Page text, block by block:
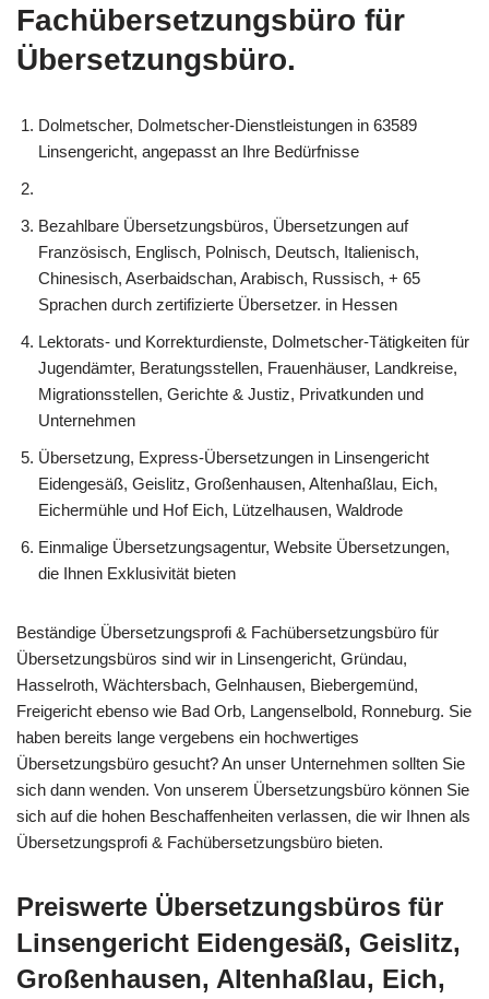
Fachübersetzungsbüro für
Übersetzungsbüro.
Dolmetscher, Dolmetscher-Dienstleistungen in 63589
Linsengericht, angepasst an Ihre Bedürfnisse
Bezahlbare Übersetzungsbüros, Übersetzungen auf
Französisch, Englisch, Polnisch, Deutsch, Italienisch,
Chinesisch, Aserbaidschan, Arabisch, Russisch, + 65
Sprachen durch zertifizierte Übersetzer. in Hessen
Lektorats- und Korrekturdienste, Dolmetscher-Tätigkeiten für
Jugendämter, Beratungsstellen, Frauenhäuser, Landkreise,
Migrationsstellen, Gerichte & Justiz, Privatkunden und
Unternehmen
Übersetzung, Express-Übersetzungen in Linsengericht
Eidengesäß, Geislitz, Großenhausen, Altenhaßlau, Eich,
Eichermühle und Hof Eich, Lützelhausen, Waldrode
Einmalige Übersetzungsagentur, Website Übersetzungen,
die Ihnen Exklusivität bieten
Beständige Übersetzungsprofi & Fachübersetzungsbüro für
Übersetzungsbüros sind wir in Linsengericht, Gründau,
Hasselroth, Wächtersbach, Gelnhausen, Biebergemünd,
Freigericht ebenso wie Bad Orb, Langenselbold, Ronneburg. Sie
haben bereits lange vergebens ein hochwertiges
Übersetzungsbüro gesucht? An unser Unternehmen sollten Sie
sich dann wenden. Von unserem Übersetzungsbüro können Sie
sich auf die hohen Beschaffenheiten verlassen, die wir Ihnen als
Übersetzungsprofi & Fachübersetzungsbüro bieten.
Preiswerte Übersetzungsbüros für
Linsengericht Eidengesäß, Geislitz,
Großenhausen, Altenhaßlau, Eich,